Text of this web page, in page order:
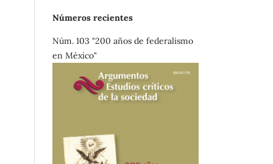
Números recientes
Núm. 103 "200 años de federalismo
en México"